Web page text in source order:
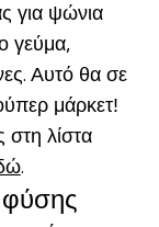
για ψώνια
γεύμα,
Αυτό θα σε
μάρκετ!
στη λίστα
.
φύσης